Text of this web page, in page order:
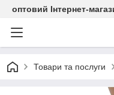
оптовий Інтернет-
Товари та послуги